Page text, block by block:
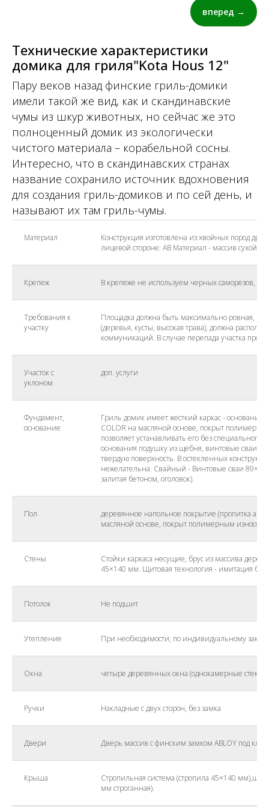
вперед →
2662
Вы совершенно бесплатно
можете выбрать любую цветовую
палитру для вашей беседки или
домика для дачи
2666 2667 2668 2669 2670
2671 2672 2678 белый 2677
2681
2679 2680
2673
2686
2685
2684
2683
2682
2688
2687
2674
2690
2689
Технические характеристики
домика для гриля"Kota Hous 12"
Пару веков назад финские гриль-домики
имели такой же вид, как и скандинавские
чумы из шкур животных, но сейчас же это
полноценный домик из экологически
чистого материала – корабельной сосны.
Интересно, что в скандинавских странах
название сохранило источник вдохновения
для создания гриль-домиков и по сей день, и
называют их там гриль-чумы.
Материал
Конструкция изготовлена из хвойных пород
лицевой стороне: АВ Материал - массив сухой
Крепеж В крепеже не используем черных саморезов,
Требования к
участку
Площадка должна быть максимально ровная,
(деревья, кусты, высокая трава), должна
коммуникаций. В случае перепада участка
Участок с
уклоном
доп. услуги
Фундамент,
основание
Гриль домик имеет жесткий каркас - основание
COLOR на масляной основе, покрыт
позволяет устанавливать его без специального
основания подушку из щебня, винтовые сваи,
твердую поверхность. В остекленных
нежелательна. Свайный - Винтовые сваи
залитая бетоном, оголовок).
Пол
деревянное напольное покрытие (пропитка
масляной основе, покрыт полимерным
Стены
Стойки каркаса несущие, брус из массива
45×140 мм. Щитовая технология - имитация
Потолок Не подшит
Утепление При необходимости, по индивидуальному заказу
Окна четыре деревянных окна (однокамерные
Ручки Накладные с двух сторон, без замка
Двери Дверь массив с финским замком ABLOY под
Крыша
Стропильная система (стропила 45×140
мм строганная).